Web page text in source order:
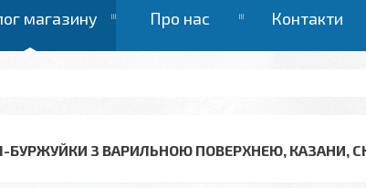
магазину Про нас Контакти
БУРЖУЙКИ З ВАРИЛЬНОЮ ПОВЕРХНЕЮ, КАЗАНИ,